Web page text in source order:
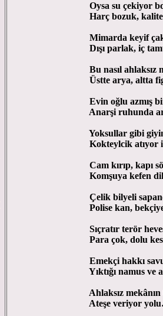
Oysa su çekiyor
Harç bozuk, kalitesiz
Mimarda keyif
Dışı parlak, iç
Bu nasıl ahlaksız
Üstte arya, altta
Evin oğlu azmış
Anarşi ruhunda
Yoksullar gibi
Kokteylcik atıyor
Cam kırıp, kapı
Komşuya kefen
Çelik bilyeli
Polise kan, bekçiye
Sıçratır terör
Para çok, dolu
Emekçi hakkı
Yıktığı namus ve
Ahlaksız mekânın
Ateşe veriyor